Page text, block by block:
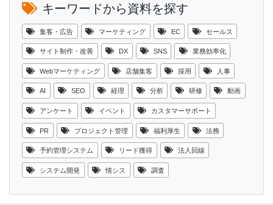
キーワードから資料を探す
集客・広告 マーケティング EC セールス
サイト制作・改善 DX SNS 業務効率化
Webマーケティング 店舗集客 採用 人事
AI SEO 経理 分析 研修 動画
アンケート イベント カスタマーサポート
PR プロジェクト管理 福利厚生 法務
予約管理システム リード獲得 法人回線
システム開発 情シス 調査